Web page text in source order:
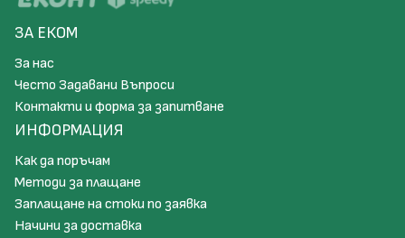
ЗА ЕКОМ
За нас
Често Задавани Въпроси
Контакти и форма за запитване
ИНФОРМАЦИЯ
Как да поръчам
Методи за плащане
Заплащане на стоки по заявка
Начини за доставка